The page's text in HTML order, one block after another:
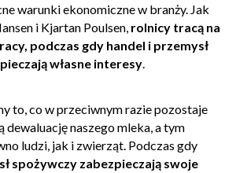
warunki ekonomiczne w branży. Jak
i Kjartan Poulsen, rolnicy tracą na
podczas gdy handel i przemysł
własne interesy.
to, co w przeciwnym razie pozostaje
dewaluację naszego mleka, a tym
ludzi, jak i zwierząt. Podczas gdy
spożywczy zabezpieczają swoje